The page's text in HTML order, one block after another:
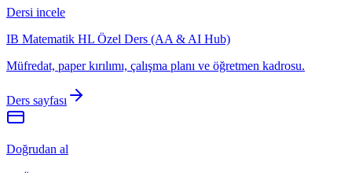
Dersi incele
IB Matematik HL Özel Ders (AA & AI Hub)
Müfredat, paper kırılımı, çalışma planı ve öğretmen kadrosu.
Ders sayfası
Doğrudan al